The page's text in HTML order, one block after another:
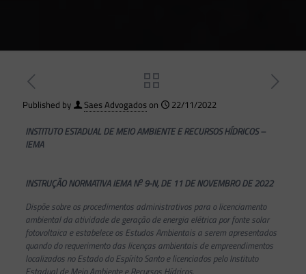
Published by Saes Advogadoson
22/11/2022
INSTITUTO ESTADUAL DE MEIO AMBIENTE E RECURSOS HÍDRICOS –
IEMA
INSTRUÇÃO NORMATIVA IEMA No9-N, DE 11 DE NOVEMBRO DE 2022
Dispõe sobre os procedimentos administrativos para o licenciamento
ambiental da atividade de geração de energia elétrica por fonte solar
fotovoltaica e estabelece os Estudos Ambientais a serem apresentados
quando do requerimento das licenças ambientais de empreendimentos
localizados no Estado do Espírito Santo e licenciados pelo Instituto